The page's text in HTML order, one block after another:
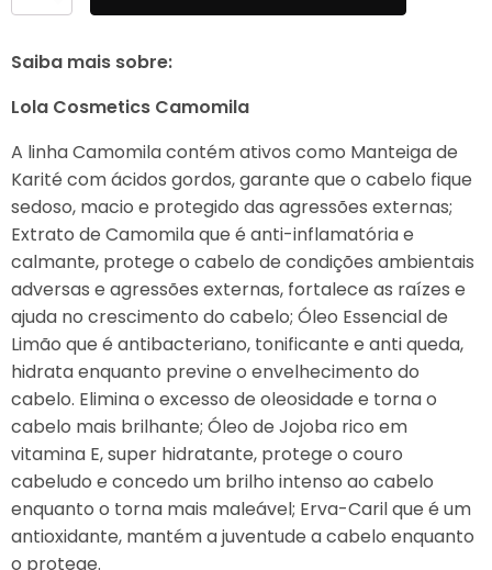
de
Cosmetics
Camomila
-
Condicionador
250ml
Saiba mais sobre:
Lola Cosmetics Camomila
A linha Camomila contém ativos como Manteiga de
Karité com ácidos gordos, garante que o cabelo fique
sedoso, macio e protegido das agressões externas;
Extrato de Camomila que é anti-inflamatória e
calmante, protege o cabelo de condições ambientais
adversas e agressões externas, fortalece as raízes e
ajuda no crescimento do cabelo; Óleo Essencial de
Limão que é antibacteriano, tonificante e anti queda,
hidrata enquanto previne o envelhecimento do
cabelo. Elimina o excesso de oleosidade e torna o
cabelo mais brilhante; Óleo de Jojoba rico em
vitamina E, super hidratante, protege o couro
cabeludo e concedo um brilho intenso ao cabelo
enquanto o torna mais maleável; Erva-Caril que é um
antioxidante, mantém a juventude a cabelo enquanto
o protege.